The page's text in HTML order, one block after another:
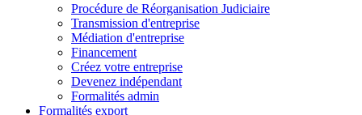
Procédure de Réorganisation Judiciaire
Transmission d'entreprise
Médiation d'entreprise
Financement
Créez votre entreprise
Devenez indépendant
Formalités admin
Formalités export